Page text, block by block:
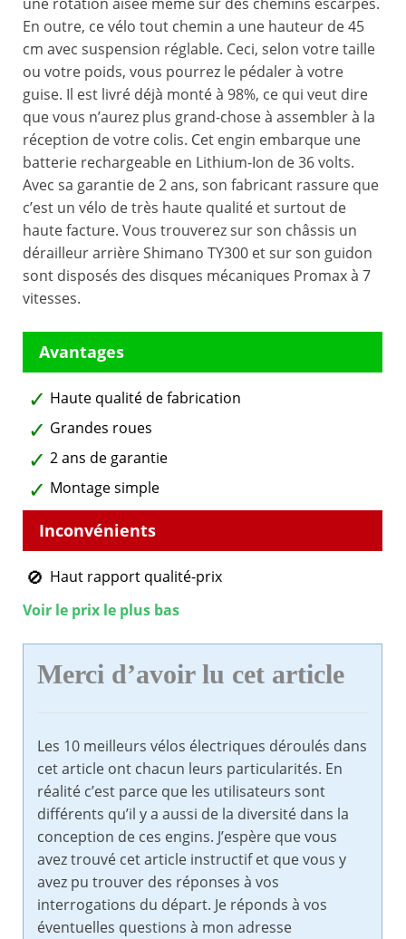
En outre, ce vélo tout chemin a une hauteur de 45
cm avec suspension réglable. Ceci, selon votre taille
ou votre poids, vous pourrez le pédaler à votre
guise. Il est livré déjà monté à 98%, ce qui veut dire
que vous n’aurez plus grand-chose à assembler à la
réception de votre colis. Cet engin embarque une
batterie rechargeable en Lithium-Ion de 36 volts.
Avec sa garantie de 2 ans, son fabricant rassure que
c’est un vélo de très haute qualité et surtout de
haute facture. Vous trouverez sur son châssis un
dérailleur arrière Shimano TY300 et sur son guidon
sont disposés des disques mécaniques Promax à 7
vitesses.
Haute qualité de fabrication
Grandes roues
2 ans de garantie
Montage simple
Haut rapport qualité-prix
Voir le prix le plus bas
Merci d’avoir lu cet article
Les 10 meilleurs vélos électriques déroulés dans
cet article ont chacun leurs particularités. En
réalité c’est parce que les utilisateurs sont
différents qu’il y a aussi de la diversité dans la
conception de ces engins. J’espère que vous
avez trouvé cet article instructif et que vous y
avez pu trouver des réponses à vos
interrogations du départ. Je réponds à vos
éventuelles questions à mon adresse